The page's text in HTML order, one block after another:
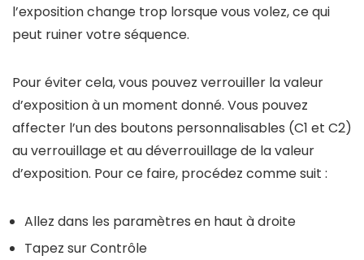
l’exposition change trop lorsque vous volez, ce qui
peut ruiner votre séquence.
Pour éviter cela, vous pouvez verrouiller la valeur
d’exposition à un moment donné. Vous pouvez
affecter l’un des boutons personnalisables (C1 et C2)
au verrouillage et au déverrouillage de la valeur
d’exposition. Pour ce faire, procédez comme suit :
Allez dans les paramètres en haut à droite
Tapez sur Contrôle